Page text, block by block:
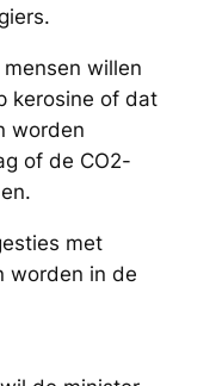
willen
kerosine of dat
worden
of de CO2-
met
worden in de